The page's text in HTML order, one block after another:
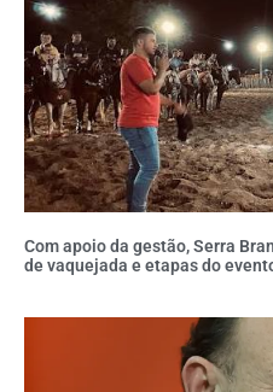
Com apoio da gestão, Serra
de vaquejada e etapas do